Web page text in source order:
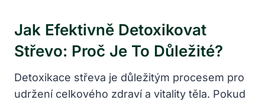
Jak Efektivně Detoxikovat
Střevo: Proč Je To Důležité?
Detoxikace střeva je důležitým procesem pro
udržení celkového zdraví a vitality těla. Pokud